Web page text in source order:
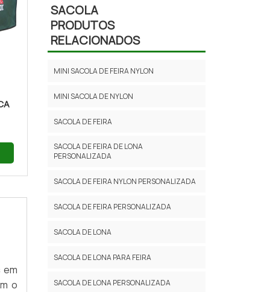
a
em
o
SACOLA
PRODUTOS
RELACIONADOS
MINI SACOLA DE FEIRA NYLON
MINI SACOLA DE NYLON
SACOLA DE FEIRA
SACOLA DE FEIRA DE LONA
PERSONALIZADA
SACOLA DE FEIRA NYLON PERSONALIZADA
SACOLA DE FEIRA PERSONALIZADA
SACOLA DE LONA
SACOLA DE LONA PARA FEIRA
SACOLA DE LONA PERSONALIZADA